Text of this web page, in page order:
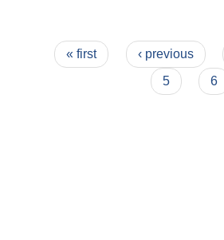
Pages
« first ‹ previous
5
6